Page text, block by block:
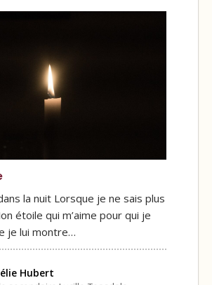
la nuit Lorsque je ne sais plus
étoile qui m’aime pour qui je
je lui montre…
Hubert